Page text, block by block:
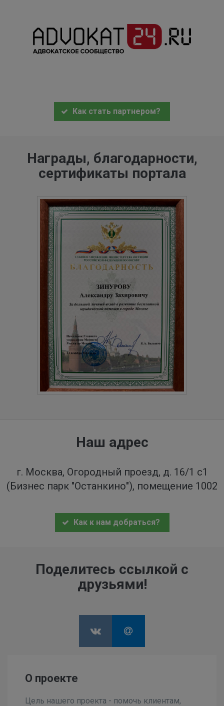
Как стать партнером?
Награды, благодарности,
сертификаты портала
Наш адрес
г. Москва, Огородный проезд, д. 16/1 с1
(Бизнес парк "Останкино"), помещение 1002
Как к нам добраться?
Поделитесь ссылкой с
друзьями!
О проекте
Цель нашего проекта - помочь клиентам,